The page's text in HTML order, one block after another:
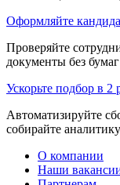
Оформляйте
Проверяйте
документы без
Ускорьте подбор в 2
Автоматизируйте
собирайте
О компании
Наши